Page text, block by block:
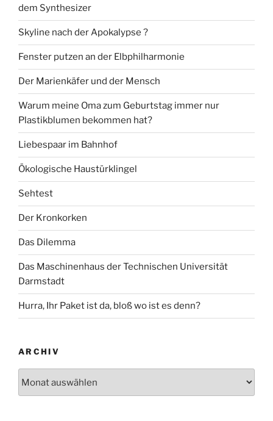
dem Synthesizer
Skyline nach der Apokalypse ?
Fenster putzen an der Elbphilharmonie
Der Marienkäfer und der Mensch
Warum meine Oma zum Geburtstag immer nur
Plastikblumen bekommen hat?
Liebespaar im Bahnhof
Ökologische Haustürklingel
Sehtest
Der Kronkorken
Das Dilemma
Das Maschinenhaus der Technischen Universität
Darmstadt
Hurra, Ihr Paket ist da, bloß wo ist es denn?
ARCHIV